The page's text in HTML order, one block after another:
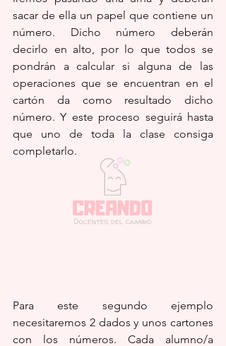
sacar de ella un papel que contiene un
número. Dicho número deberán
decirlo en alto, por lo que todos se
pondrán a calcular si alguna de las
operaciones que se encuentran en el
cartón da como resultado dicho
número. Y este proceso seguirá hasta
que uno de toda la clase consiga
completarlo.
Para este segundo ejemplo
necesitaremos 2 dados y unos cartones
con los números. Cada alumno/a